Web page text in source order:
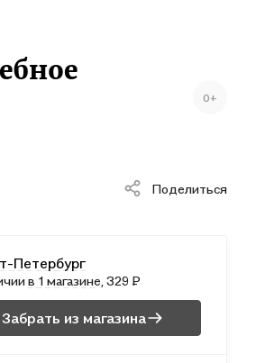
0+
Поделиться
Петербург
в 1 магазине , 329 ₽
Забрать из магазина